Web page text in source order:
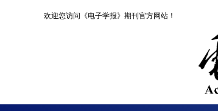
欢迎您访问《电子学报》期刊官方网站！